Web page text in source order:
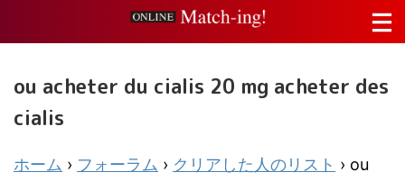
ou acheter du cialis 20 mg acheter des
cialis
ホーム › フォーラム › クリアした人のリスト › ou